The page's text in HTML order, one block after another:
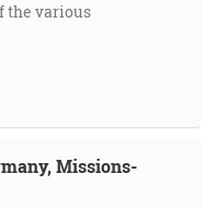
the various
Missions-